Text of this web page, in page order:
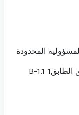
المحدودة
شارع البنفسج عمارة الحدائق الطابق1 B-1.1